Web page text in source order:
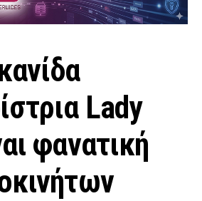
Lady
φανατική